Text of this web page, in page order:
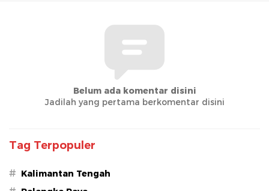
Belum ada komentar disini
Jadilah yang pertama berkomentar disini
Tag Terpopuler
# Kalimantan Tengah